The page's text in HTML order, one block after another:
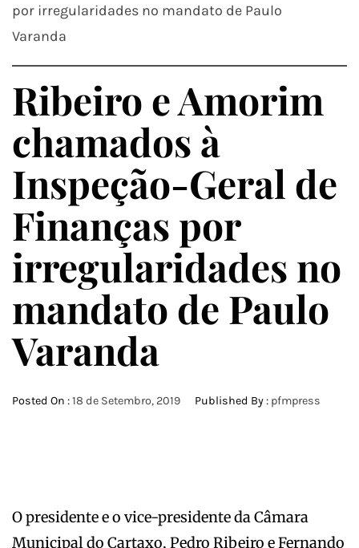
por irregularidades no mandato de Paulo
Varanda
Ribeiro e Amorim
chamados à
Inspeção-Geral de
Finanças por
irregularidades no
mandato de Paulo
Varanda
Posted On :18 de Setembro, 2019 Published By : pfmpress
O presidente e o vice-presidente da Câmara
Municipal do Cartaxo, Pedro Ribeiro e Fernando